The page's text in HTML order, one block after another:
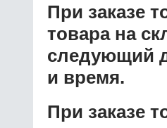
При заказе
товара на
следующий
и время.
При заказе